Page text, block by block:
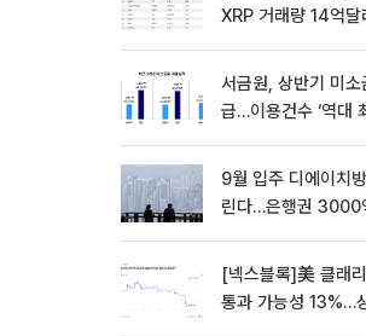
XRP 거래량 14억
서금원, 상반기 미
급…이용건수 ‘역대
9월 입주 디에이치
린다…은행권 3000
[넥스블록]美 클래
통과 가능성 13%…